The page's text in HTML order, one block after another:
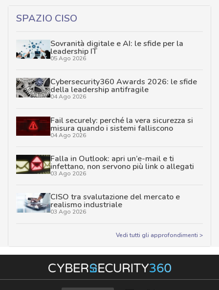
SPAZIO CISO
Sovranità digitale e AI: le sfide per la
leadership IT
05 Ago 2026
Cybersecurity360 Awards 2026: le sfide
della leadership antifragile
04 Ago 2026
Fail securely: perché la vera sicurezza si
misura quando i sistemi falliscono
04 Ago 2026
Falla in Outlook: apri un’e-mail e ti
infettano, non servono più link o allegati
03 Ago 2026
CISO tra svalutazione del mercato e
realismo industriale
03 Ago 2026
Vedi tutti gli approfondimenti >